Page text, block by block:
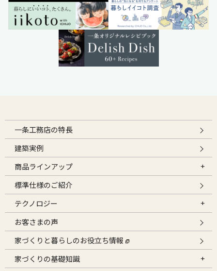
一条工務店の特長
建築実例
商品ラインアップ
標準仕様のご紹介
テクノロジー
お客さまの声
家づくりと暮らしのお役立ち情報
家づくりの基礎知識